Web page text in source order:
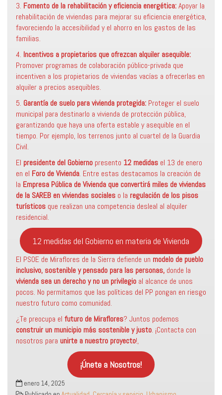
3. Fomento de la rehabilitación y eficiencia energética:Apoyar la
rehabilitación de viviendas para mejorar su eficiencia energética,
favoreciendo la accesibilidad y el ahorro en los gastos de las
familias.
4. Incentivos a propietarios que ofrezcan alquiler asequible:
Promover programas de colaboración público-privada que
incentiven a los propietarios de viviendas vacías a ofrecerlas en
alquiler a precios asequibles.
5. Garantía de suelo para vivienda protegida: Proteger el suelo
municipal para destinarlo a vivienda de protección pública,
garantizando que haya una oferta estable y asequible en el
tiempo. Por ejemplo, los terrenos junto al cuartel de la Guardia
Civil.
El presidente del Gobierno presento 12 medidas el 13 de enero
en el Foro de Vivienda. Entre estas destacamos la creación de
la Empresa Pública de Vivienda que convertirá miles de viviendas
de la SAREB en viviendas sociales o la regulación de los pisos
turísticos que realizan una competencia desleal al alquiler
residencial.
12 medidas del Gobierno en materia de Vivienda
El PSOE de Miraflores de la Sierra defiende un modelo de pueblo
inclusivo, sostenible y pensado para las personas, donde la
vivienda sea un derecho y no un privilegio al alcance de unos
pocos. No permitamos que las políticas del PP pongan en riesgo
nuestro futuro como comunidad.
¿Te preocupa el futuro de Miraflores? Juntos podemos
construir un municipio más sostenibley justo. ¡Contacta con
nosotros para unirte a nuestro proyecto!,
¡Únete a Nosotros!
enero 14, 2025